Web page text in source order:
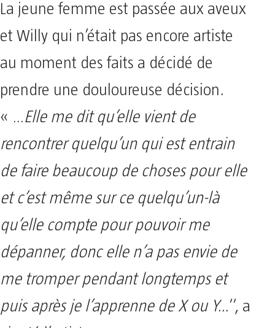
La jeune femme est passée aux aveux
et Willy qui n’était pas encore artiste
au moment des faits a décidé de
prendre une douloureuse décision.
« …Elle me dit qu’elle vient de
rencontrer quelqu’un qui est entrain
de faire beaucoup de choses pour elle
et c’est même sur ce quelqu’un-là
qu’elle compte pour pouvoir me
dépanner, donc elle n’a pas envie de
me tromper pendant longtemps et
puis après je l’apprenne de X ou Y…’’, a